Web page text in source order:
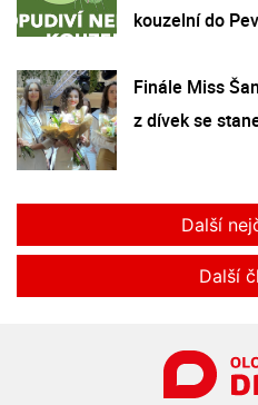
kouzelní do
Finále Miss
z dívek se
Další
Další